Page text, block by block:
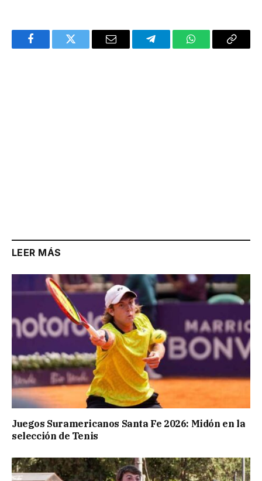
FacebookTwitter Email TelegramWhatsAppCopy
LEER MÁS
Juegos Suramericanos Santa Fe 2026: Midón en la
selección de Tenis